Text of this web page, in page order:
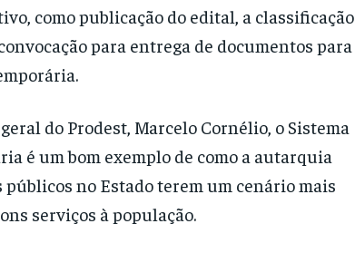
como publicação do edital, a classificação
para entrega de documentos para
do Prodest, Marcelo Cornélio, o Sistema
é um bom exemplo de como a autarquia
no Estado terem um cenário mais
serviços à população.